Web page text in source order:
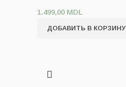
1.499,00 MDL
ДОБАВИТЬ В КОРЗИНУ